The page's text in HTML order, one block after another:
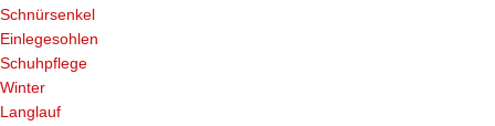
Schnürsenkel
Einlegesohlen
Schuhpflege
Winter
Langlauf